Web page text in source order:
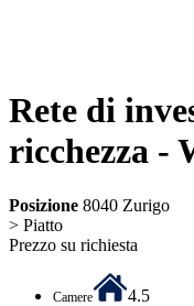
Rete di
ricchezza -
Posizione 8040 Zurigo
> Piatto
Prezzo su richiesta
Camere 4.5